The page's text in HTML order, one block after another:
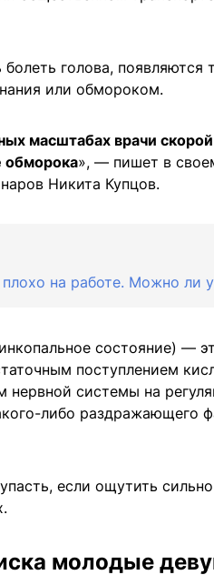
голова,
или обмороком.
масштабах врачи
обморока», — пишет в
Никита Купцов.
на работе. Можно ли
состояние) —
поступлением
нервной системы на
либо раздражающего
если ощутить
молодые